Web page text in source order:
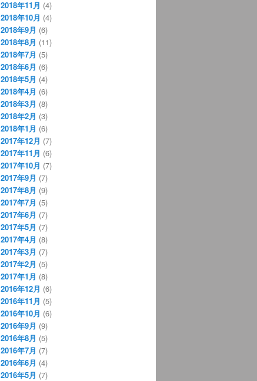
2018年11月 (4)
2018年10月 (4)
2018年9月 (6)
2018年8月 (11)
2018年7月 (5)
2018年6月 (6)
2018年5月 (4)
2018年4月 (6)
2018年3月 (8)
2018年2月 (3)
2018年1月 (6)
2017年12月 (7)
2017年11月 (6)
2017年10月 (7)
2017年9月 (7)
2017年8月 (9)
2017年7月 (5)
2017年6月 (7)
2017年5月 (7)
2017年4月 (8)
2017年3月 (7)
2017年2月 (5)
2017年1月 (8)
2016年12月 (6)
2016年11月 (5)
2016年10月 (6)
2016年9月 (9)
2016年8月 (5)
2016年7月 (7)
2016年6月 (4)
2016年5月 (7)